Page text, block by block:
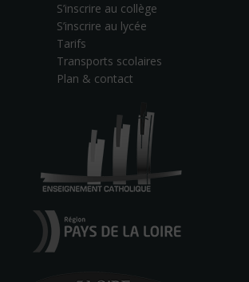
S’inscrire au collège
S’inscrire au lycée
Tarifs
Transports scolaires
Plan & contact